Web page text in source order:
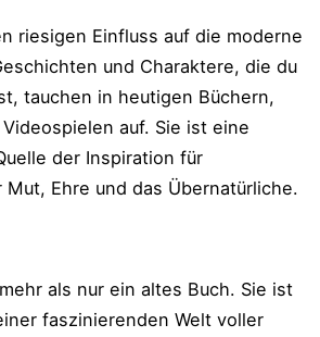
riesigen Einfluss auf die moderne
und Charaktere, die du
tauchen in heutigen Büchern,
auf. Sie ist eine
der Inspiration für
Ehre und das Übernatürliche.
als nur ein altes Buch. Sie ist
faszinierenden Welt voller